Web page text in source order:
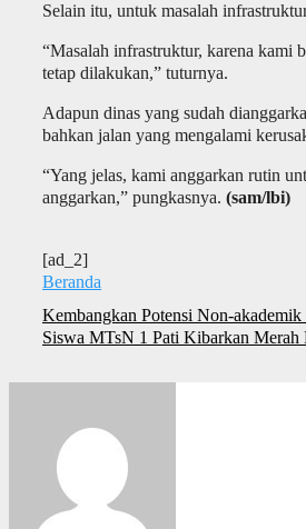
Selain itu, untuk masalah
“Masalah infrastruktur, karena kami
tetap dilakukan,” tuturnya.
Adapun dinas yang sudah
bahkan jalan yang mengalami
“Yang jelas, kami anggarkan rutin
anggarkan,” pungkasnya. (sam/lbi)
[ad_2]
Beranda
Navigasi
pos
Kembangkan Potensi Non-
Siswa MTsN 1 Pati Kibarkan